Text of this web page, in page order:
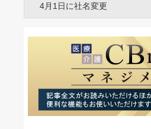
4月1日に社名変更